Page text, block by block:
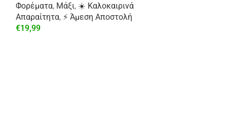
Φορέματα, Μάξι, ☀️ Καλοκαιρινά
Απαραίτητα, ⚡ Άμεση Αποστολή
€19,99